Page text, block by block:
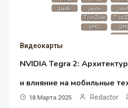
Видеокарты
NVIDIA Tegra 2:
и влияние на мобильные
18 Марта 2025 Redactor